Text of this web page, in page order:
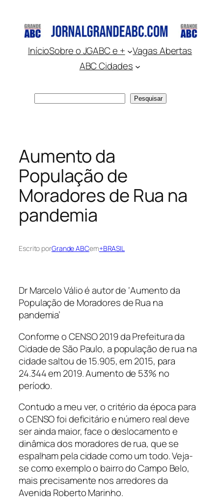
conteúdo
InícioSobre o JGABC e +
Vagas Abertas
ABC Cidades
Pesquisar
Aumento da
População de
Moradores de Rua na
pandemia
Escrito porGrande ABCem+BRASIL
Dr Marcelo Válio é autor de ‘Aumento da
População de Moradores de Rua na
pandemia’
Conforme o CENSO 2019 da Prefeitura da
Cidade de São Paulo, a população de rua na
cidade saltou de 15.905, em 2015, para
24.344 em 2019. Aumento de 53% no
período.
Contudo a meu ver, o critério da época para
o CENSO foi deficitário e número real deve
ser ainda maior, face o deslocamento e
dinâmica dos moradores de rua, que se
espalham pela cidade como um todo. Veja-
se como exemplo o bairro do Campo Belo,
mais precisamente nos arredores da
Avenida Roberto Marinho.